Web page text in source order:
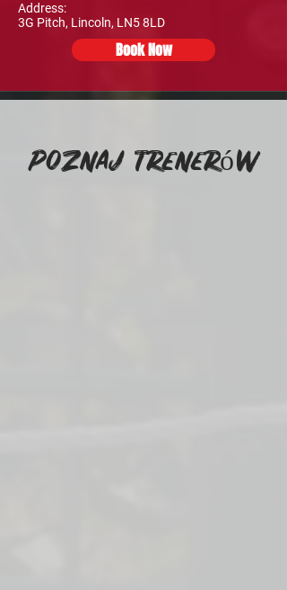
Address:
3G Pitch, Lincoln, LN5 8LD
Book Now
Poznaj trenerów